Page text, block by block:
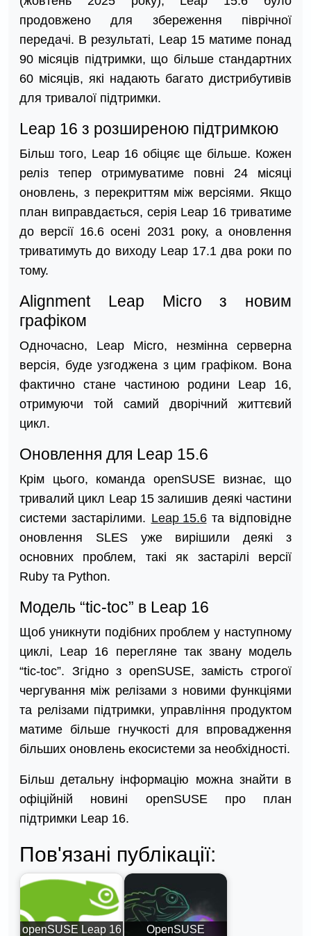
продовжено для збереження піврічної
передачі. В результаті, Leap 15 матиме понад
90 місяців підтримки, що більше стандартних
60 місяців, які надають багато дистрибутивів
для тривалої підтримки.
Leap 16 з розширеною підтримкою
Більш того, Leap 16 обіцяє ще більше. Кожен
реліз тепер отримуватиме повні 24 місяці
оновлень, з перекриттям між версіями. Якщо
план виправдається, серія Leap 16 триватиме
до версії 16.6 осені 2031 року, а оновлення
триватимуть до виходу Leap 17.1 два роки по
тому.
Alignment Leap Micro з новим
графіком
Одночасно, Leap Micro, незмінна серверна
версія, буде узгоджена з цим графіком. Вона
фактично стане частиною родини Leap 16,
отримуючи той самий дворічний життєвий
цикл.
Оновлення для Leap 15.6
Крім цього, команда openSUSE визнає, що
тривалий цикл Leap 15 залишив деякі частини
системи застарілими. Leap 15.6та відповідне
оновлення SLES уже вирішили деякі з
основних проблем, такі як застарілі версії
Ruby та Python.
Модель “tic-toc” в Leap 16
Щоб уникнути подібних проблем у наступному
циклі, Leap 16 перегляне так звану модель
“tic-toc”. Згідно з openSUSE, замість строгої
чергування між релізами з новими функціями
та релізами підтримки, управління продуктом
матиме більше гнучкості для впровадження
більших оновлень екосистеми за необхідності.
Більш детальну інформацію можна знайти в
офіційній новині openSUSE про план
підтримки Leap 16.
Пов'язані публікації:
openSUSE Leap 16 OpenSUSE